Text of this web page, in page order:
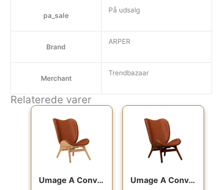
pa_sale
På udsalg
Brand
ARPER
Merchant
Trendbazaar
Relaterede varer
Umage A Conversation Piece – Høj – Oak/Cognac læder : Erling Christensen Møbler
Den oprindelige pris var: 19,799.00kr..
Den aktuelle pris er:
Umage A Conversation Piece – Høj – Dark Oak/Cognac læder : Erling Christensen Møbler
Den oprindelige pris
Den